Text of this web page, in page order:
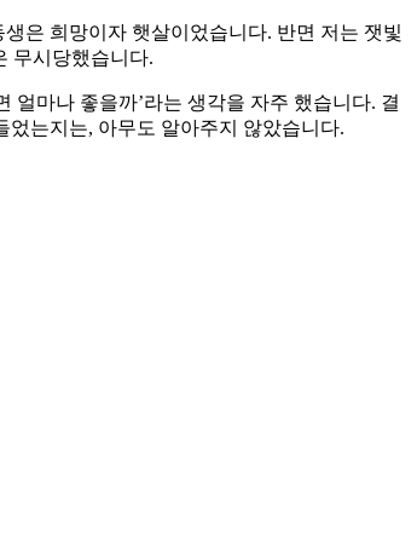
은 희망이자 햇살이었습니다. 반면 저는 잿빛
무시당했습니다.
얼마나 좋을까’라는 생각을 자주 했습니다. 결
는지는, 아무도 알아주지 않았습니다.